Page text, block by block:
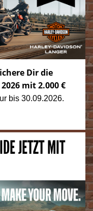
Dir die
mit 2.000 €
bis 30.09.2026.
JETZT MIT